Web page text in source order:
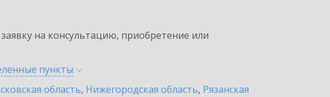
на консультацию, приобретение или
пункты
область, Нижегородская область, Рязанская